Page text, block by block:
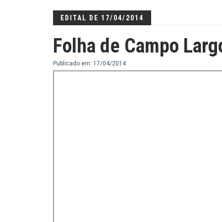
EDITAL DE 17/04/2014
Folha de Campo
Publicado em: 17/04/2014